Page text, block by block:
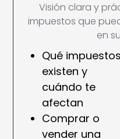
Visión clara y
impuestos que
en
Qué impuestos
existen y
cuándo te
afectan
Comprar o
vender una